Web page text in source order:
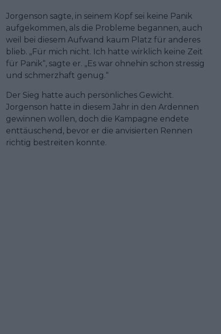
Jorgenson sagte, in seinem Kopf sei keine Panik
aufgekommen, als die Probleme begannen, auch
weil bei diesem Aufwand kaum Platz für anderes
blieb. „Für mich nicht. Ich hatte wirklich keine Zeit
für Panik“, sagte er. „Es war ohnehin schon stressig
und schmerzhaft genug.“
Der Sieg hatte auch persönliches Gewicht.
Jorgenson hatte in diesem Jahr in den Ardennen
gewinnen wollen, doch die Kampagne endete
enttäuschend, bevor er die anvisierten Rennen
richtig bestreiten konnte.